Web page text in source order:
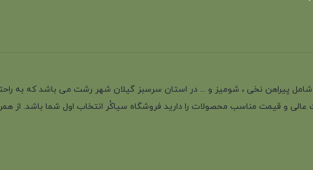
35 سال سابقه در تولید انواع لباس شامل پیراهن نخی ، شومیز و ... در استان سرسبز گیلان شهر رشت می
و قیمت مناسب محصولات را دارید فروشگاه سیاکُر انتخاب اول شما باشد. از